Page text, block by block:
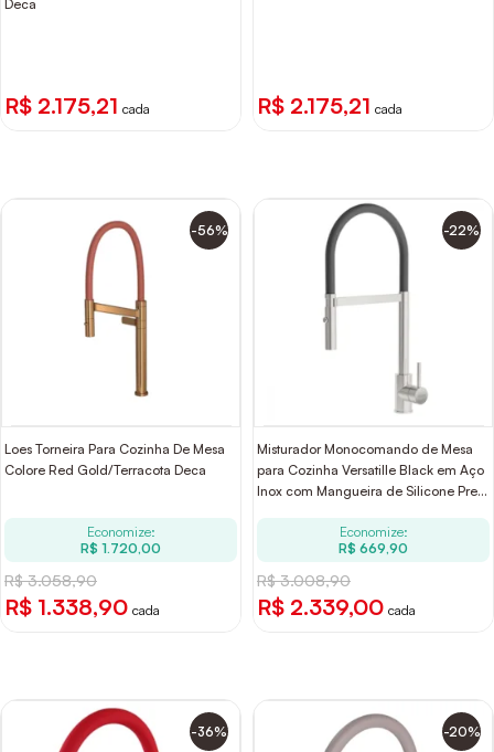
Deca
R$ 2.175,21 cada R$ 2.175,21 cada
-56%
Loes Torneira Para Cozinha De Mesa
Colore Red Gold/Terracota Deca
Economize:
R$ 1.720,00
R$ 3.058,90
R$ 1.338,90 cada
-22%
Misturador Monocomando de Mesa
para Cozinha Versatille Black em Aço
Inox com Mangueira de Silicone Preto
Economize:
R$ 669,90
R$ 3.008,90
R$ 2.339,00 cada
-36% -20%